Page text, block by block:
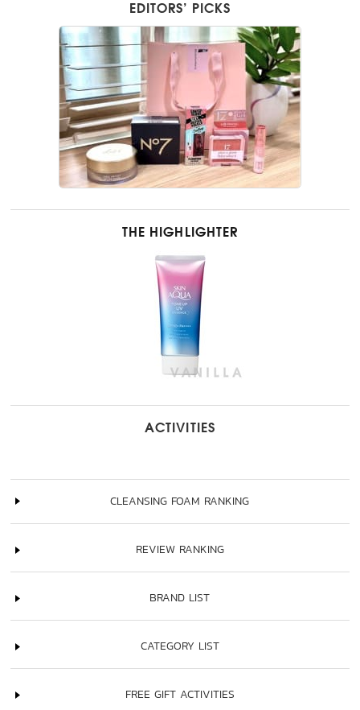
EDITORS’ PICKS
THE HIGHLIGHTER
ACTIVITIES
CLEANSING FOAM RANKING
REVIEW RANKING
BRAND LIST
CATEGORY LIST
FREE GIFT ACTIVITIES